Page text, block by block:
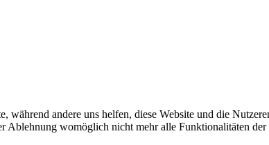
andere uns helfen, diese Website und die
Ablehnung womöglich nicht mehr alle Funktionalitäten